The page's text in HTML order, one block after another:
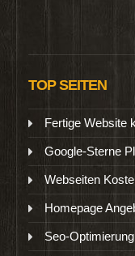
TOP SEITEN
Fertige Website
Google-Sterne
Webseiten
Homepage
Seo-